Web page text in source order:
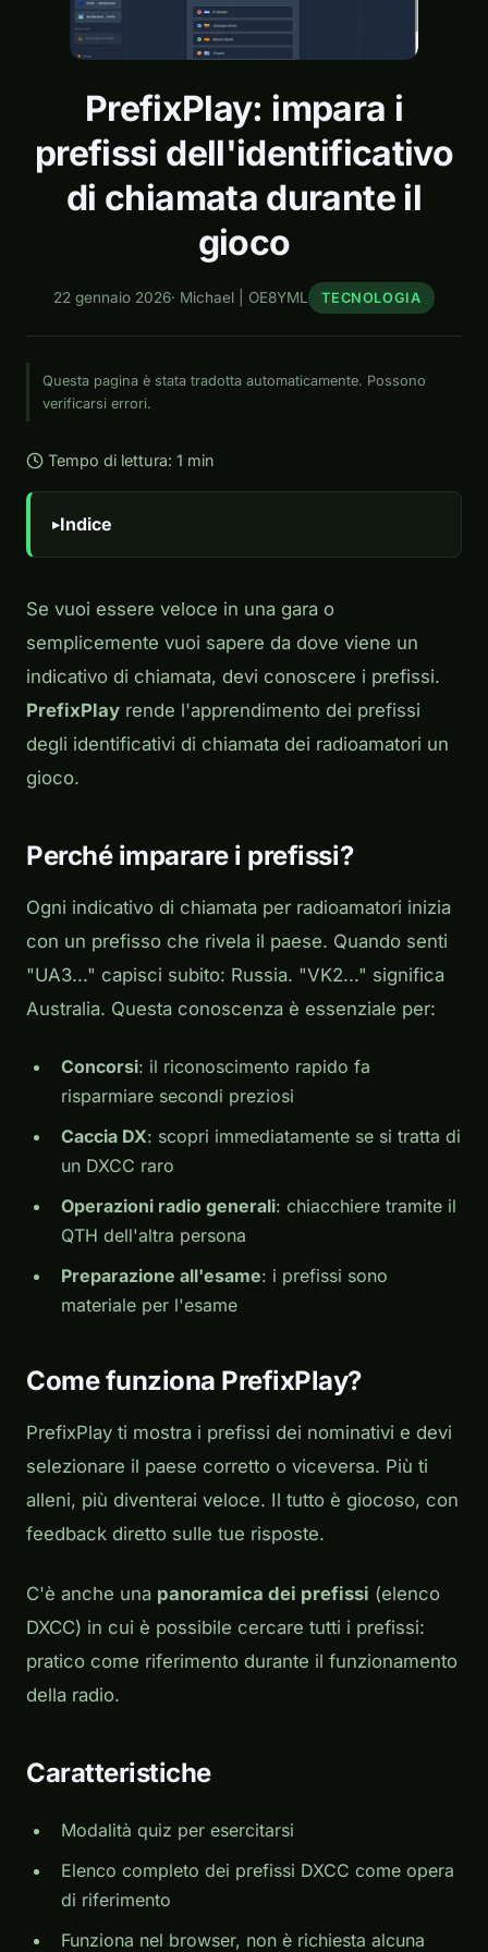
PrefixPlay: impara i
prefissi dell'identificativo
di chiamata durante il
gioco
22 gennaio 2026· Michael | OE8YML TECNOLOGIA
Questa pagina è stata tradotta automaticamente. Possono
verificarsi errori.
Tempo di lettura: 1 min
Indice
Se vuoi essere veloce in una gara o
semplicemente vuoi sapere da dove viene un
indicativo di chiamata, devi conoscere i prefissi.
PrefixPlay rende l'apprendimento dei prefissi
degli identificativi di chiamata dei radioamatori un
gioco.
Perché imparare i prefissi?
Ogni indicativo di chiamata per radioamatori inizia
con un prefisso che rivela il paese. Quando senti
"UA3..." capisci subito: Russia. "VK2..." significa
Australia. Questa conoscenza è essenziale per:
Concorsi: il riconoscimento rapido fa
risparmiare secondi preziosi
Caccia DX: scopri immediatamente se si tratta di
un DXCC raro
Operazioni radio generali: chiacchiere tramite il
QTH dell'altra persona
Preparazione all'esame: i prefissi sono
materiale per l'esame
Come funziona PrefixPlay?
PrefixPlay ti mostra i prefissi dei nominativi e devi
selezionare il paese corretto o viceversa. Più ti
alleni, più diventerai veloce. Il tutto è giocoso, con
feedback diretto sulle tue risposte.
C'è anche una panoramica dei prefissi (elenco
DXCC) in cui è possibile cercare tutti i prefissi:
pratico come riferimento durante il funzionamento
della radio.
Caratteristiche
Modalità quiz per esercitarsi
Elenco completo dei prefissi DXCC come opera
di riferimento
Funziona nel browser, non è richiesta alcuna